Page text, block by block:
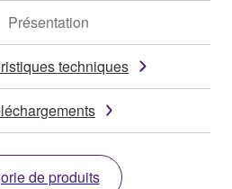
Présentation
techniques
de produits